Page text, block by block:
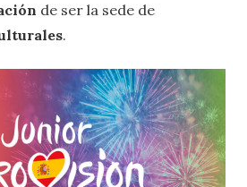
de ser la sede de
.